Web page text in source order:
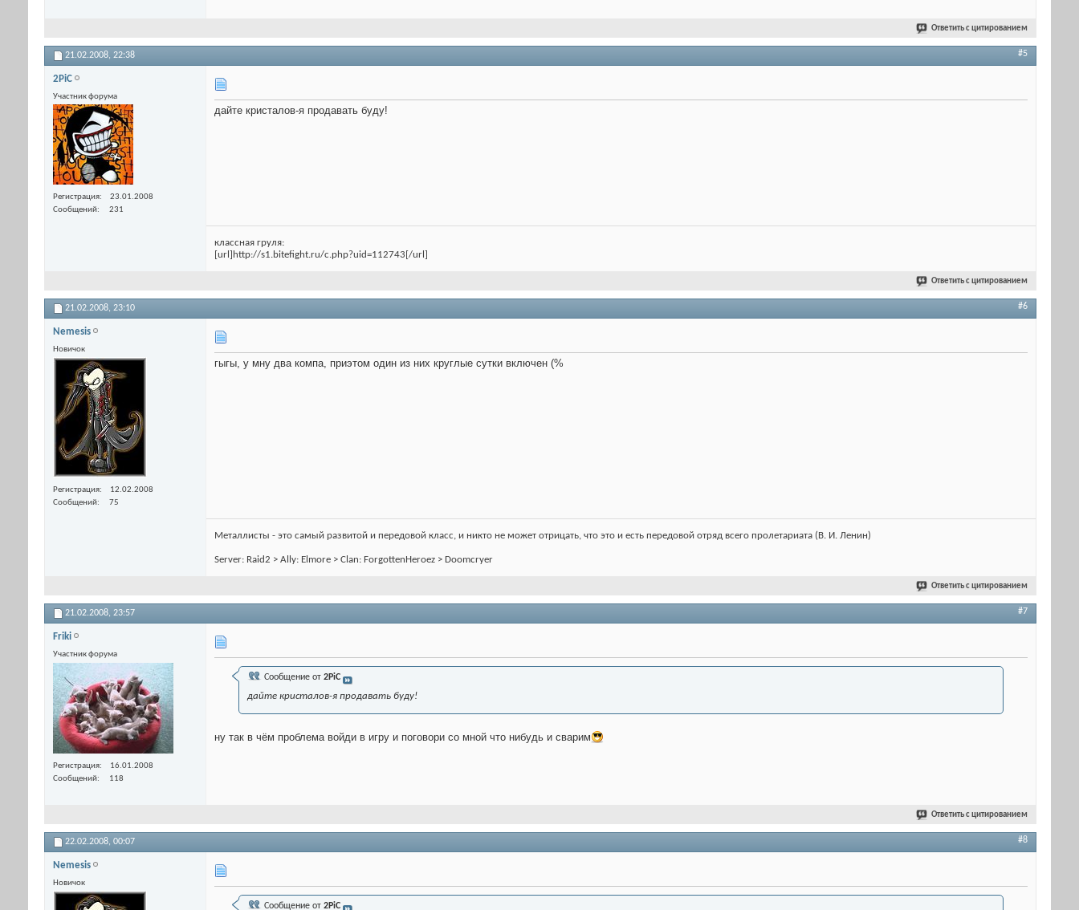
Ответить с цитированием
21.02.2008, 22:38 #5
2PiC
Участник форума
Регистрация
23.01.2008
Сообщений
231
дайте кристалов-я продавать буду!
классная груля:
[url]http://s1.bitefight.ru/c.php?uid=112743[/url]
Ответить с цитированием
21.02.2008, 23:10 #6
Nemesis
Новичок
Регистрация
12.02.2008
Сообщений
75
гыгы, у мну два компа, приэтом один из них круглые сутки включен (%
Металлисты - это самый развитой и передовой класс, и никто не может отрицать, что это и есть передовой отряд всего пролетариата (В. И. Ленин)
Server: Raid2 > Ally: Elmore > Clan: ForgottenHeroez > Doomcryer
Ответить с цитированием
21.02.2008, 23:57 #7
Friki
Участник форума
Регистрация
16.01.2008
Сообщений
118
Сообщение от 2PiC
дайте кристалов-я продавать буду!
ну так в чём проблема войди в игру и поговори со мной что нибудь и сварим
Ответить с цитированием
22.02.2008, 00:07 #8
Nemesis
Новичок
Сообщение от 2PiC